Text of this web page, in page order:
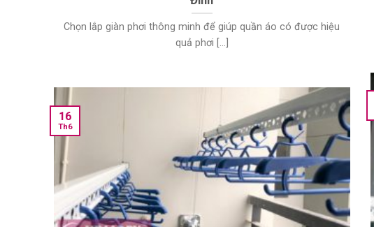
Chọn lắp giàn phơi thông minh để giúp quần áo có được hiệu
quả phơi [...]
16
Th6